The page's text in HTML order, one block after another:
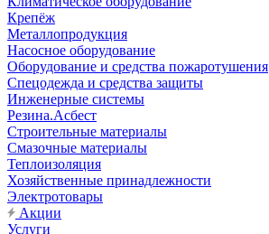
Крепёж
Металлопродукция
Насосное оборудование
Оборудование и средства пожаротушения
Спецодежда и средства защиты
Инженерные системы
Резина.Асбест
Строительные материалы
Смазочные материалы
Теплоизоляция
Хозяйственные принадлежности
Электротовары
Акции
Услуги